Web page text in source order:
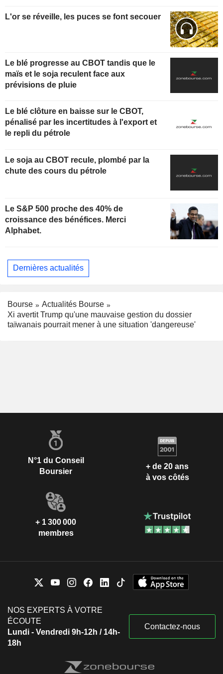
L'or se réveille, les puces se font secouer
Le blé progresse au CBOT tandis que le
maïs et le soja reculent face aux
prévisions de pluie
Le blé clôture en baisse sur le CBOT,
pénalisé par les incertitudes à l'export et
le repli du pétrole
Le soja au CBOT recule, plombé par la
chute des cours du pétrole
Le S&P 500 proche des 40% de
croissance des bénéfices. Merci
Alphabet.
Dernières actualités
Bourse
Actualités Bourse
Xi avertit Trump qu'une mauvaise gestion du dossier
taïwanais pourrait mener à une situation 'dangereuse'
N°1 du Conseil
Boursier
+ de 20 ans
à vos côtés
+ 1 300 000
membres
NOS EXPERTS À VOTRE
ÉCOUTE
Lundi - Vendredi 9h-12h / 14h-
18h
Contactez-nous